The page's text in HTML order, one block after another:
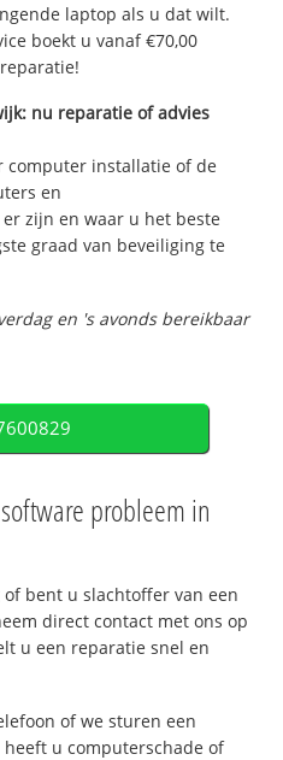
laptop als u dat wilt.
boekt u vanaf €70,00
nu reparatie of advies
computer installatie of de
en
zijn en waar u het beste
graad van beveiliging te
en 's avonds bereikbaar
probleem in
bent u slachtoffer van een
direct contact met ons op
u een reparatie snel en
of we sturen een
heeft u computerschade of